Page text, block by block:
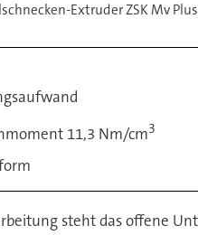
Extruder ZSK Mv
11,3 Nm/cm3
steht das offene